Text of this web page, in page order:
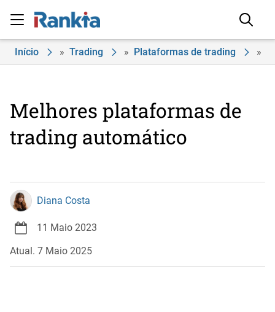
Início » Trading » Plataformas de trading »
Melhores plataformas de
trading automático
Diana Costa
11 Maio 2023
Atual. 7 Maio 2025